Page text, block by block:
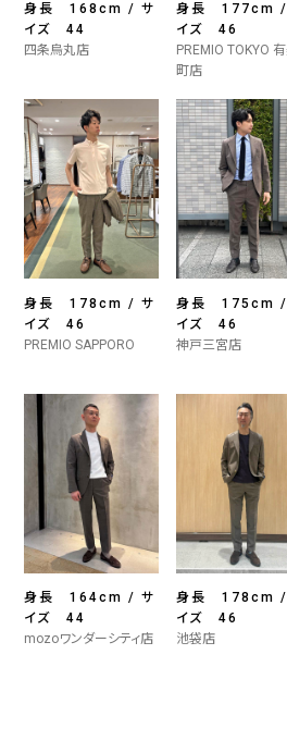
身長 168cm / サ
イズ 44
四条烏丸店
身長 177cm /
イズ 46
PREMIO TOKYO
町店
身長 178cm / サ
イズ 46
PREMIO SAPPORO
身長 175cm /
イズ 46
神戸三宮店
身長 164cm / サ
イズ 44
mozoワンダーシティ店
身長 178cm /
イズ 46
池袋店